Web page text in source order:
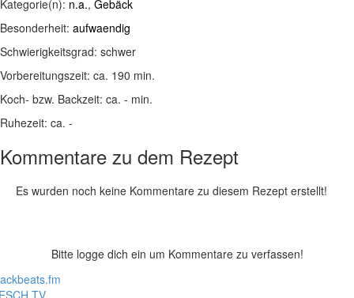
Kategorie(n): n.a., Gebäck
Besonderheit: aufwaendig
Schwierigkeitsgrad: schwer
Vorbereitungszeit: ca. 190 min.
Koch- bzw. Backzeit: ca. - min.
Ruhezeit: ca. -
Kommentare zu dem Rezept
Es wurden noch keine Kommentare zu diesem Rezept erstellt!
Bitte logge dich ein um Kommentare zu verfassen!